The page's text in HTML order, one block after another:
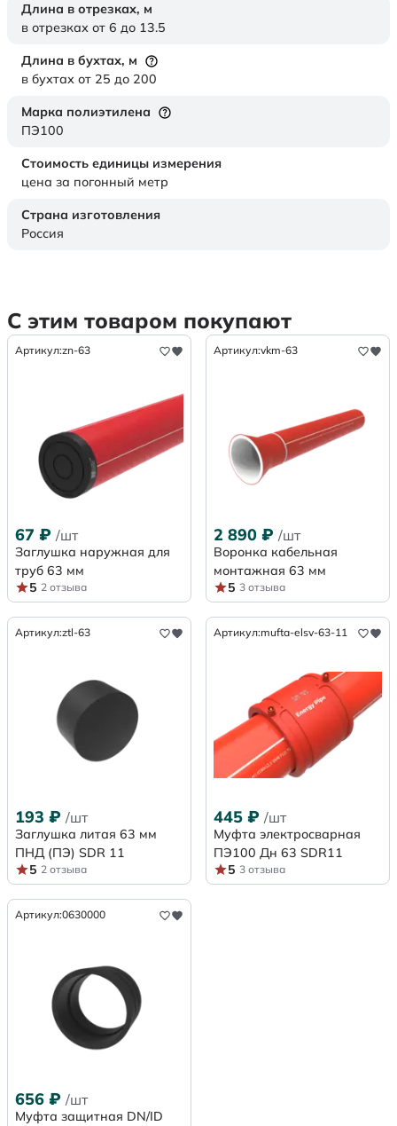
Длина в отрезках, м
в отрезках от 6 до 13.5
Длина в бухтах, м
в бухтах от 25 до 200
Марка полиэтилена
ПЭ100
Стоимость единицы измерения
цена за погонный метр
Страна изготовления
Россия
С этим товаром покупают
Артикул:zn-63
67 ₽ /шт
Заглушка наружная для
труб 63 мм
5 2 отзыва
Артикул:vkm-63
2 890 ₽ /шт
Воронка кабельная
монтажная 63 мм
5 3 отзыва
Артикул:ztl-63
193 ₽ /шт
Заглушка литая 63 мм
ПНД (ПЭ) SDR 11
5 2 отзыва
Артикул:mufta-elsv-63-11
445 ₽ /шт
Муфта электросварная
ПЭ100 Дн 63 SDR11
5 3 отзыва
Артикул:0630000
656 ₽ /шт
Муфта защитная DN/ID